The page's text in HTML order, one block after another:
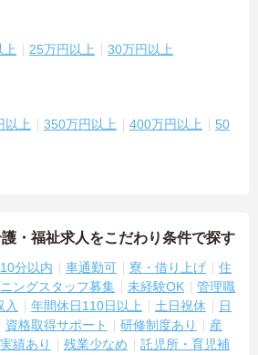
25万円以上 30万円以上
以上 350万円以上 400万円以上
50
・福祉求人をこだわり条件で探す
分以内 車通勤可 寮・借り上げ
住
ングスタッフ募集 未経験OK
管理職
入 年間休日110日以上 土日祝休
日
資格取得サポート 研修制度あり
産
績あり
残業少なめ
託児所・育児補